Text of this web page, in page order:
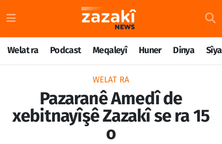
Welat ra Podcast Meqaleyî Huner Dinya
WELAT RA
Pazaranê Amedî de
xebitnayîşê Zazakî se ra 15
o
Welat ra
Podcast
Huner
Nöbetçi Eczaneler
Hava Durumu
Trafik Durumu
Süper Lig Puan Durumu ve Fikstür